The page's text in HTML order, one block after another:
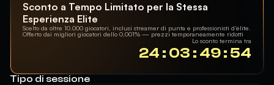
Sconto a Tempo Limitato per la Stessa
Esperienza Elite
Scelto da oltre 10.000 giocatori, inclusi streamer di punta e professionisti d’élite.
Offerto dai migliori giocatori dello 0,001% — prezzi temporaneamente ridotti
Lo sconto termina tra
24 : 03 : 49 : 53
Tipo di sessione